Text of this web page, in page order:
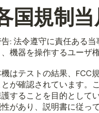
国規制
告: 法令遵守に責任ある
、機器を操作するユーザ
はテストの結果、FCC
とが確認されています。
護することを目的として
性があり、説明書に従っ